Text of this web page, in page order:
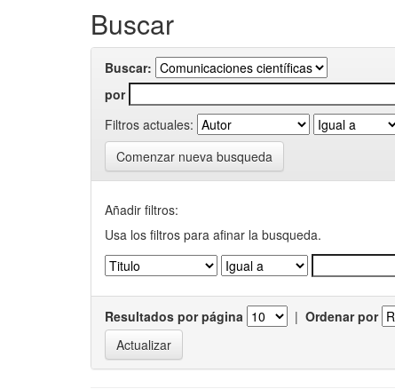
Buscar
Buscar:
por
Filtros actuales:
Comenzar nueva busqueda
Añadir filtros:
Usa los filtros para afinar la busqueda.
Resultados por página | Ordenar por